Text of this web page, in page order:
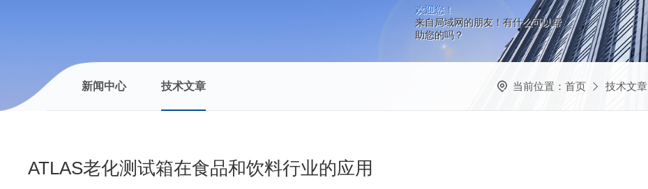
欢迎您！
来自局域网的朋友！有什么可以帮
助您的吗？
新闻中心 技术文章 当前位置： 首页 技术文章
ATLAS老化测试箱在食品和饮料行业的应用